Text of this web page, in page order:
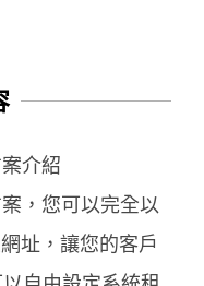
介紹
，您可以完全以
址，讓您的客戶